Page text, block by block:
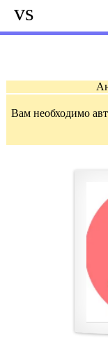
vs
Вам необходимо